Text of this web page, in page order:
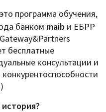
программа обучения,
банком maib и ЕБРР
бесплатные
консультации и